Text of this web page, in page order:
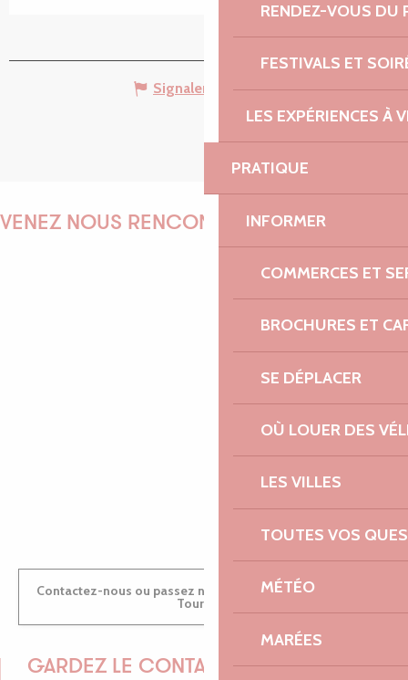
RENDEZ-VOUS DU
FESTIVALS ET
LES EXPÉRIENCES À
PRATIQUE
INFORMER
COMMERCES ET
BROCHURES ET
SE DÉPLACER
OÙ LOUER DES
LES VILLES
TOUTES VOS
MÉTÉO
MARÉES
Signaler une erreur
VENEZ NOUS RENCONTRER !
MARINE
Contactez-nous ou passez nous voir dans nos Offices de
Tourisme
GARDEZ LE CONTACT !